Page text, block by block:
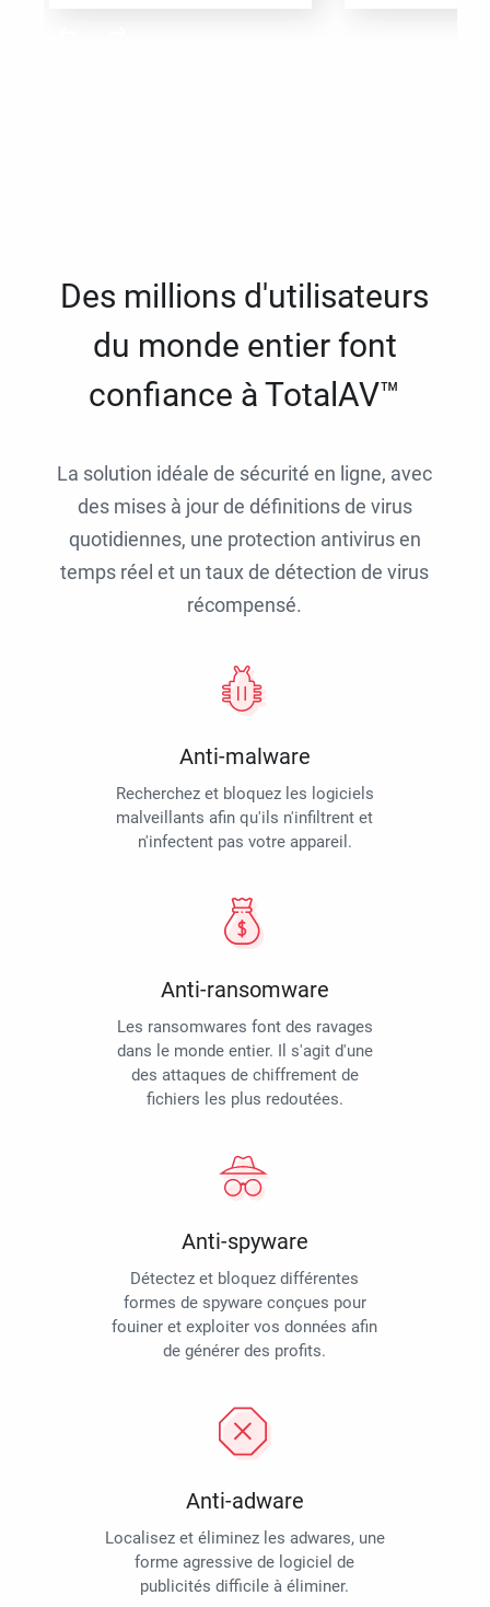
Des millions d'utilisateurs
du monde entier font
confiance à TotalAV™
La solution idéale de sécurité en ligne, avec
des mises à jour de définitions de virus
quotidiennes, une protection antivirus en
temps réel et un taux de détection de virus
récompensé.
Anti-malware
Recherchez et bloquez les logiciels
malveillants afin qu'ils n'infiltrent et
n'infectent pas votre appareil.
Anti-ransomware
Les ransomwares font des ravages
dans le monde entier. Il s'agit d'une
des attaques de chiffrement de
fichiers les plus redoutées.
Anti-spyware
Détectez et bloquez différentes
formes de spyware conçues pour
fouiner et exploiter vos données afin
de générer des profits.
Anti-adware
Localisez et éliminez les adwares, une
forme agressive de logiciel de
publicités difficile à éliminer.